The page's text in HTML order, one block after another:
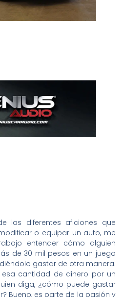
las diferentes aficiones que
o equipar un auto, me
entender cómo alguien
de 30 mil pesos en un juego
gastar de otra manera.
cantidad de dinero por un
diga, ¿cómo puede gastar
Bueno, es parte de la pasión y